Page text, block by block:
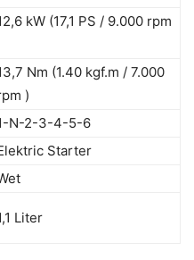
kW (17,1 PS / 9.000 rpm
Nm (1.40 kgf.m / 7.000
)
N-2-3-4-5-6
Starter
Liter